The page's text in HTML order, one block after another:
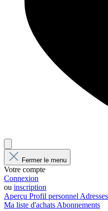
Fermer le menu
Votre compte
Connexion
ou inscription
Aperçu Profil personnel Adresses
Ma liste d'achats Abonnements